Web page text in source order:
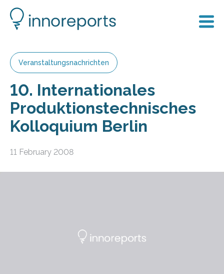
Veranstaltungsnachrichten
10. Internationales
Produktionstechnisches
Kolloquium Berlin
11 February 2008